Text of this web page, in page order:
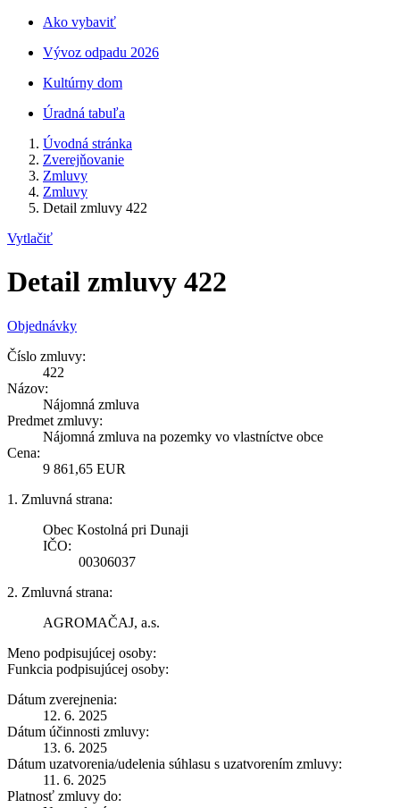
Ako vybaviť
Vývoz odpadu 2026
Kultúrny dom
Úradná tabuľa
Úvodná stránka
Zverejňovanie
Zmluvy
Zmluvy
Detail zmluvy 422
Vytlačiť
Detail zmluvy 422
Objednávky
Číslo zmluvy:
422
Názov:
Nájomná zmluva
Predmet zmluvy:
Nájomná zmluva na pozemky vo vlastníctve obce
Cena:
9 861,65 EUR
1. Zmluvná strana:
Obec Kostolná pri Dunaji
IČO:
00306037
2. Zmluvná strana:
AGROMAČAJ, a.s.
Meno podpisujúcej osoby:
Funkcia podpisujúcej osoby:
Dátum zverejnenia:
12. 6. 2025
Dátum účinnosti zmluvy:
13. 6. 2025
Dátum uzatvorenia/udelenia súhlasu s uzatvorením zmluvy:
11. 6. 2025
Platnosť zmluvy do: